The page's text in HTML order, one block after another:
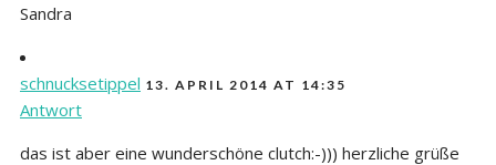
Sandra
schnucksetippel 13. APRIL 2014 AT 14:35
Antwort
das ist aber eine wunderschöne clutch:-))) herzliche grüße